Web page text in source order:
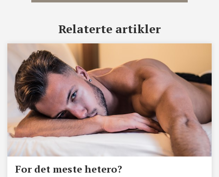
Relaterte artikler
For det meste hetero?